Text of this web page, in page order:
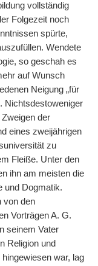
vollständig
Folgezeit noch
spürte,
Wendete
so geschah es
auf Wunsch
Neigung „für
Nichtsdestoweniger
der
eines zweijährigen
zu
Fleiße. Unter den
ihn am meisten die
und Dogmatik.
von den
Vorträgen A. G.
seinem Vater
Religion und
war, lag